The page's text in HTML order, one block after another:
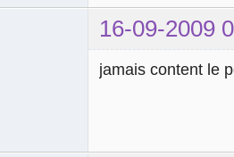
16-09-2009
jamais content le